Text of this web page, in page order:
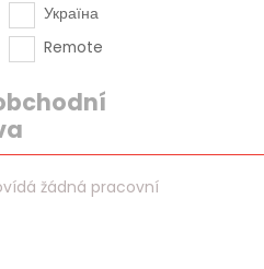
Україна
Remote
žádná pracovní